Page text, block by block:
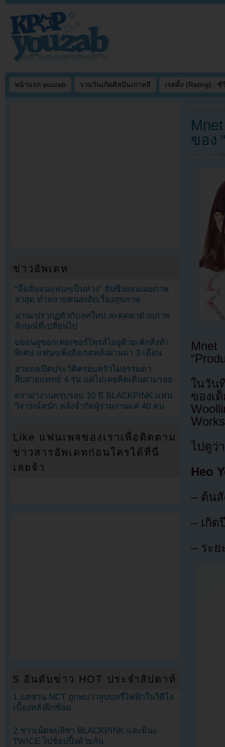
หน้าแรก youzab รวมวันเกิดศิลปินเกาหลี เรตติ้ง (Rating) : ซี
ของ
Mnet
ในวัน
ของเ
ไปดูว่
Heo
– ต้นสั
– เกิด
– ระย
ข่าวอัพเดท
“มือสั่นจนแฟนๆเป็นห่วง” ฮันซึงยอนเผยภาพ
ล่าสุด ทำหลายคนสงสัยเรื่องสุขภาพ
นานะปรากฏตัวกับลุคใหม่ สะดุดตาด้วยภาพ
ลักษณ์ที่เปลี่ยนไป
บยอนอูซอกเคยเซอร์ไพรส์ไอยูด้วยเค้กสั่งทำ
พิเศษ แฟนๆเพิ่งสังเกตหลังผ่านมา 3 เดือน
ฮายองเปิดประวัติครอบครัวไม่ธรรมดา
สืบสายแพทย์ 4 รุ่น แต่ไม่เคยคิดเดินตามรอย
ดราม่างานครบรอบ 10 ปี BLACKPINK แฟน
วิจารณ์หนัก หลังจำกัดผู้ร่วมงานแค่ 40 คน
Like แฟนเพจของเราเพื่อติดตาม
ข่าวสารอัพเดทก่อนใครได้ที่นี่
เลยจ้า
5 อันดับข่าว HOT ประจำสัปดาห์
1.แฮชาน NCT ถูกพบว่าสูบบุหรี่ไฟฟ้าในวิดีโอ
เบื้องหลังฝึกซ้อม
2.ชาวเน็ตพบลิซ่า BLACKPINK และมินะ
TWICE ไปช้อปปิ้งด้วยกัน